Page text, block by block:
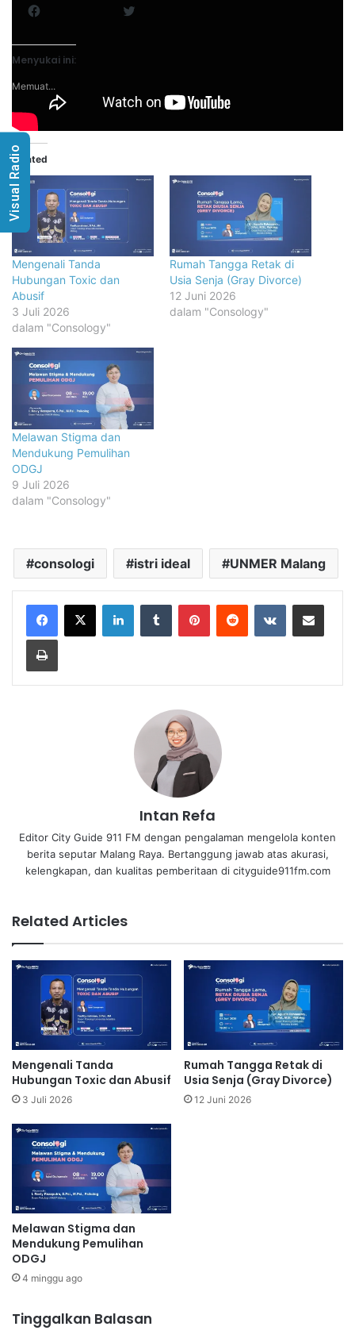
Menyukai ini:
Memuat...
Related
Mengenali Tanda
Hubungan Toxic dan
Abusif
3 Juli 2026
dalam "Consology"
Rumah Tangga Retak di
Usia Senja (Gray Divorce)
12 Juni 2026
dalam "Consology"
Melawan Stigma dan
Mendukung Pemulihan
ODGJ
9 Juli 2026
dalam "Consology"
consologi istri ideal UNMER Malang
LinkedInTumblr PinterestReddit VKontakteShare via Email
Print
Intan Refa
Editor City Guide 911 FM dengan pengalaman mengelola konten
berita seputar Malang Raya. Bertanggung jawab atas akurasi,
kelengkapan, dan kualitas pemberitaan di cityguide911fm.com
Related Articles
Mengenali Tanda
Hubungan Toxic dan Abusif
3 Juli 2026
Rumah Tangga Retak di
Usia Senja (Gray Divorce)
12 Juni 2026
Melawan Stigma dan
Mendukung Pemulihan
ODGJ
4 minggu ago
Tinggalkan Balasan
Visual Radio